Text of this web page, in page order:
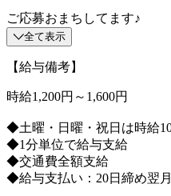
ご応募おまちしてます♪
全て表示
【給与備考】
時給1,200円～1,600円
◆土曜・日曜・祝日は時給
◆1分単位で給与支給
◆交通費全額支給
◆給与支払い：20日締め翌